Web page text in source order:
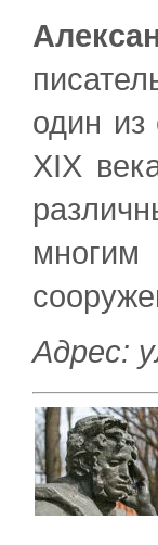
один из
XIX
Адрес: